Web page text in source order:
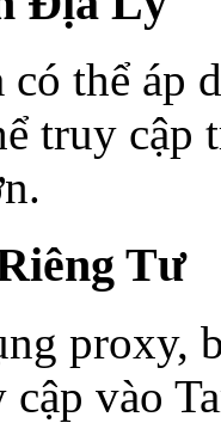
thể áp
truy cập
Tư
proxy,
vào